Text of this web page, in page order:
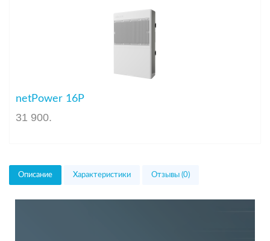
netPower 16P
31 900.
Описание Характеристики Отзывы (0)